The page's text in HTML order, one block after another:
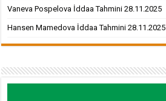
Vaneva Pospelova İddaa Tahmini 28.11.2025
Hansen Mamedova İddaa Tahmini 28.11.2025